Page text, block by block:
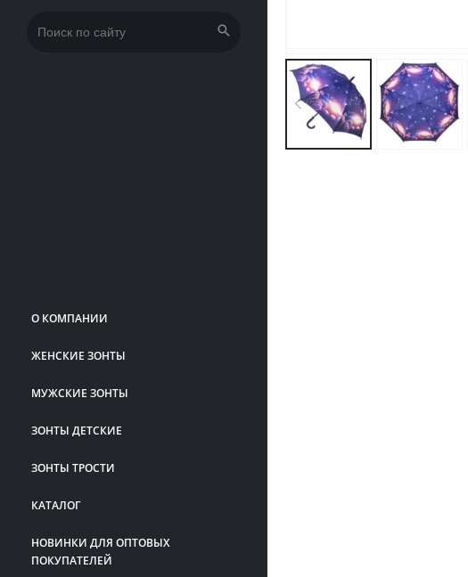
Искать:
О КОМПАНИИ
ЖЕНСКИЕ ЗОНТЫ
МУЖСКИЕ ЗОНТЫ
ЗОНТЫ ДЕТСКИЕ
ЗОНТЫ ТРОСТИ
КАТАЛОГ
НОВИНКИ ДЛЯ ОПТОВЫХ
ПОКУПАТЕЛЕЙ